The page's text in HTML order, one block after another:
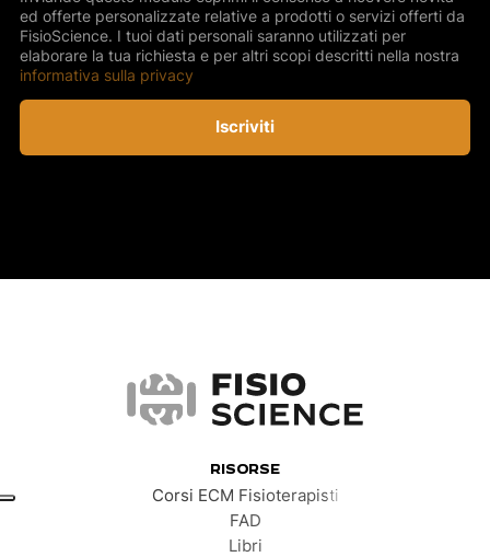
ed offerte personalizzate relative a prodotti o servizi offerti da
FisioScience. I tuoi dati personali saranno utilizzati per
elaborare la tua richiesta e per altri scopi descritti nella nostra
informativa sulla privacy
Iscriviti
FisioScience
RISORSE
Corsi ECM Fisioterapisti
FAD
Libri